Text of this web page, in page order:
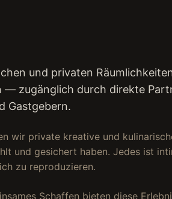
und privaten
— zugänglich durch direkte
Gastgebern.
wir private kreative und
und gesichert haben. Jedes ist
zu reproduzieren.
Schaffen bieten diese